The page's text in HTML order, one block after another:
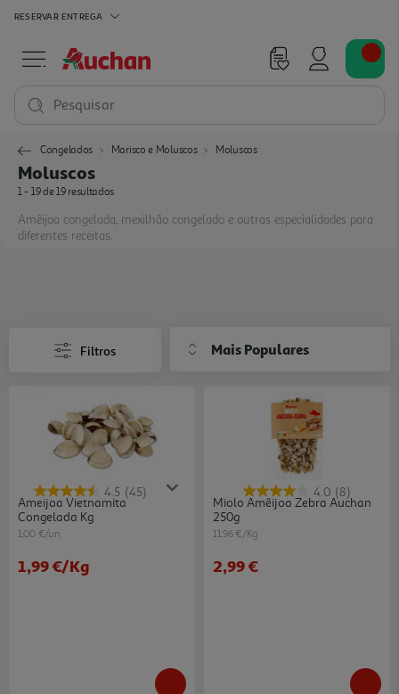
RESERVAR ENTREGA
Pesquisar
Congelados Marisco e Moluscos Moluscos
Moluscos
1 - 19 de 19 resultados
Amêijoa congelada, mexilhão congelado e outras especialidades para
diferentes receitas.
Filtros Mais Populares
4.5 (45)
Ameijoa Vietnamita
Congelada Kg
1.00 €/un
1,99 €/Kg
4.0 (8)
Miolo Amêijoa Zebra Auchan
250g
11.96 €/Kg
2,99 €